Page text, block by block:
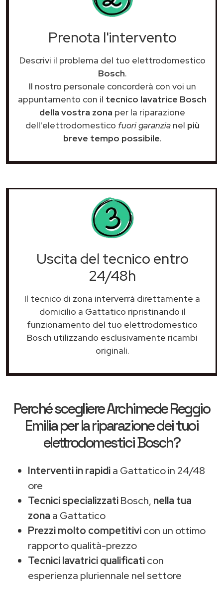
Prenota l'intervento
Descrivi il problema del tuo elettrodomestico
Bosch.
Il nostro personale concorderà con voi un
appuntamento con il tecnico lavatrice Bosch
della vostra zona per la riparazione
dell'elettrodomestico fuori garanzianel più
breve tempo possibile.
Uscita del tecnico entro
24/48h
Il tecnico di zona interverrà direttamente a
domicilio a Gattatico ripristinando il
funzionamento del tuo elettrodomestico
Bosch utilizzando esclusivamente ricambi
originali.
Perché scegliereArchimede Reggio
Emiliaper la riparazione dei tuoi
elettrodomestici Bosch?
Interventi in rapidia Gattatico in 24/48
ore
Tecnici specializzatiBosch, nella tua
zona a Gattatico
Prezzi molto competitivicon un ottimo
rapporto qualità-prezzo
Tecnici lavatrici qualificaticon
esperienza pluriennale nel settore